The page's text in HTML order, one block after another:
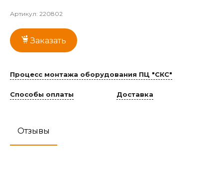
Артикул: 220802
Заказать
Процесс монтажа оборудования ПЦ "СКС"
Способы оплаты Доставка
Отзывы